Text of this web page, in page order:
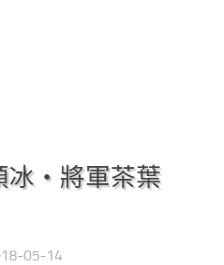
冰‧將軍茶葉
05-14